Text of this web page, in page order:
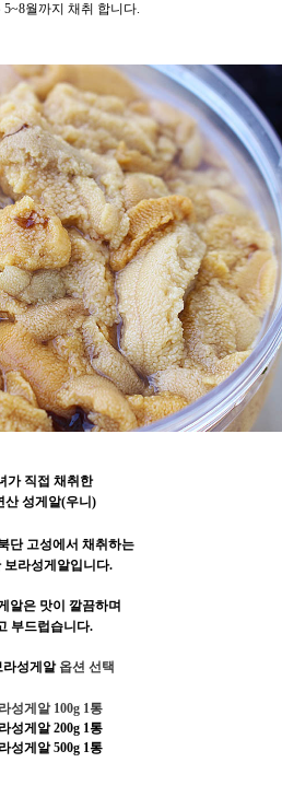
5~8월까지 채취 합니다.
가 직접 채취한
산 성게알(우니)
단 고성에서 채취하는
보라성게알입니다.
알은 맛이 깔끔하며
부드럽습니다.
라성게알 옵션 선택
성게알 100g 1통
성게알 200g 1통
성게알 500g 1통